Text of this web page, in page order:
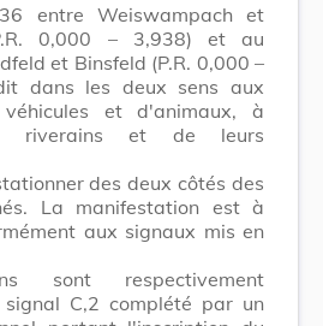
entre Weiswampach et
0,000 – 3,938) et au
et Binsfeld (P.R. 0,000 –
dans les deux sens aux
et d'animaux, à
riverains et de leurs
des deux côtés des
La manifestation est à
aux signaux mis en
sont respectivement
C,2 complété par un